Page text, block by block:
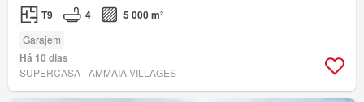
T9 4 5 000 m²
Garajem
Há 10 dias
SUPERCASA - AMMAIA VILLAGES